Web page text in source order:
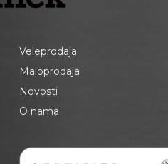
Veleprodaja
Maloprodaja
Novosti
O nama